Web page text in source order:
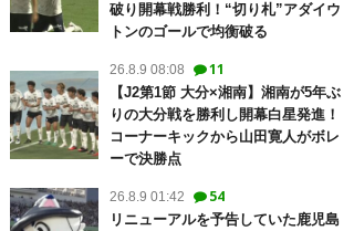
破り開幕戦勝利！“切り札”アダイウ
トンのゴールで均衡破る
26.8.9 08:08 11
【J2第1節 大分×湘南】湘南が5年ぶ
りの大分戦を勝利し開幕白星発進！
コーナーキックから山田寛人がボレ
ーで決勝点
26.8.9 01:42 54
リニューアルを予告していた鹿児島